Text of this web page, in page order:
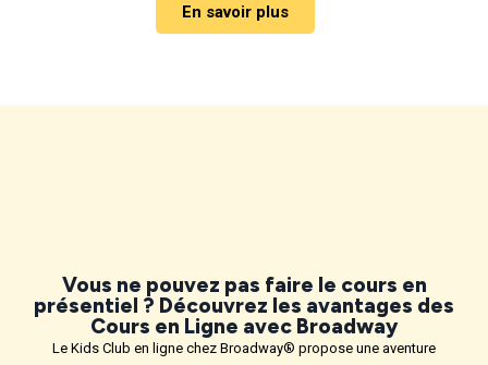
En savoir plus
Vous ne pouvez pas faire le cours en
présentiel ? Découvrez les avantages des
Cours en Ligne avec Broadway
Le Kids Club en ligne chez Broadway® propose une aventure